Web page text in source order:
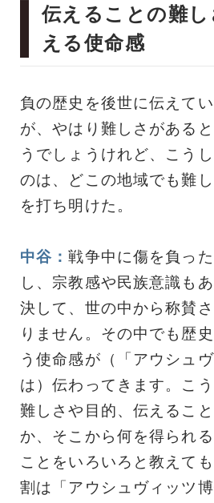
伝えることの難
える使命感
負の歴史を後世に伝えて
が、やはり難しさがある
うでしょうけれど、こう
のは、どこの地域でも難
を打ち明けた。
中谷：戦争中に傷を負っ
し、宗教感や民族意識も
決して、世の中から称賛
りません。その中でも歴
う使命感が（「アウシュ
は）伝わってきます。こ
難しさや目的、伝えるこ
か、そこから何を得られ
ことをいろいろと教えて
割は「アウシュヴィッツ